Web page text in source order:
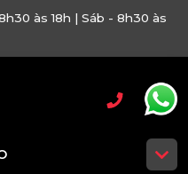
às 18h | Sáb - 8h30 às